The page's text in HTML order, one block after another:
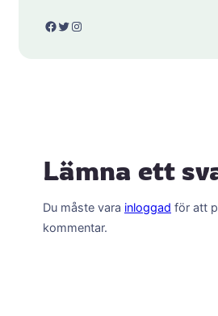
Facebook Twitter Instagram
Lämna ett
Du måste vara inloggad för att
kommentar.